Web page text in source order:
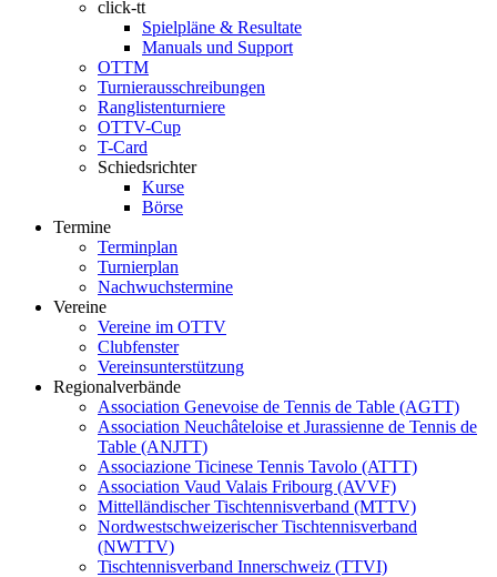
click-tt
Spielpläne & Resultate
Manuals und Support
OTTM
Turnierausschreibungen
Ranglistenturniere
OTTV-Cup
T-Card
Schiedsrichter
Kurse
Börse
Termine
Terminplan
Turnierplan
Nachwuchstermine
Vereine
Vereine im OTTV
Clubfenster
Vereinsunterstützung
Regionalverbände
Association Genevoise de Tennis de Table (AGTT)
Association Neuchâteloise et Jurassienne de Tennis de
Table (ANJTT)
Associazione Ticinese Tennis Tavolo (ATTT)
Association Vaud Valais Fribourg (AVVF)
Mittelländischer Tischtennisverband (MTTV)
Nordwestschweizerischer Tischtennisverband
(NWTTV)
Tischtennisverband Innerschweiz (TTVI)